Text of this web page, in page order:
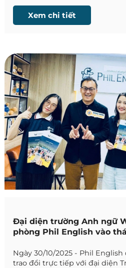
Xem chi tiết
Đại diện trường Anh ngữ
phòng Phil English vào
Ngày 30/10/2025 - Phil
trao đổi trực tiếp với đại diện